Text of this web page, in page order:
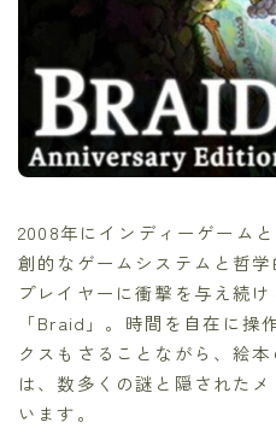
2008年にインディーゲーム
創的なゲームシステムと哲
プレイヤーに衝撃を与え続
「Braid」。時間を自在に操
クスもさることながら、絵
は、数多くの謎と隠された
います。